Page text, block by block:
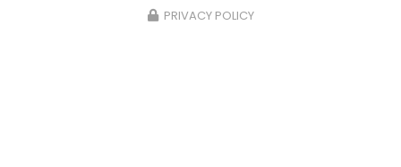
PRIVACY POLICY